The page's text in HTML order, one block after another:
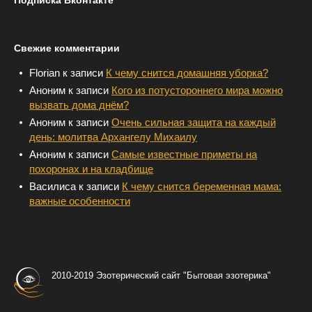
Свежие комментарии
Florian к записи К чему снится домашняя уборка?
Аноним к записи Кого из потустороннего мира можно
вызвать дома днём?
Аноним к записи Очень сильная защита на каждый
день: молитва Архангелу Михаилу
Аноним к записи Самые известные приметы на
похоронах и на кладбище
Василиса к записи К чему снится беременная мама:
важные особенности
2010-2019 Эзотерический сайт "Бытовая эзотерика"